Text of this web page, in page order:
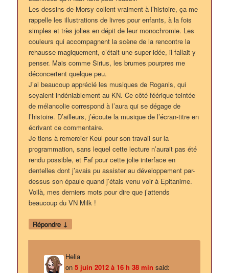
Les dessins de Morsy collent vraiment à l’histoire, ça me
rappelle les illustrations de livres pour enfants, à la fois
simples et très jolies en dépit de leur monochromie. Les
couleurs qui accompagnent la scène de la rencontre la
rehausse magiquement, c’était une super idée, il fallait y
penser. Mais comme Sirius, les brumes pourpres me
déconcertent quelque peu.
J’ai beaucoup apprécié les musiques de Roganis, qui
seyaient indéniablement au KN. Ce côté féérique teintée
de mélancolie correspond à l’aura qui se dégage de
l’histoire. D’ailleurs, j’écoute la musique de l’écran-titre en
écrivant ce commentaire.
Je tiens à remercier Keul pour son travail sur la
programmation, sans lequel cette lecture n’aurait pas été
rendu possible, et Faf pour cette jolie interface en
dentelles dont j’avais pu assister au développement par-
dessus son épaule quand j’étais venu voir à Epitanime.
Voilà, mes derniers mots pour dire que j’attends
beaucoup du VN Milk !
Répondre ↓
Helia
on5 juin 2012 à 16 h 38 min said: